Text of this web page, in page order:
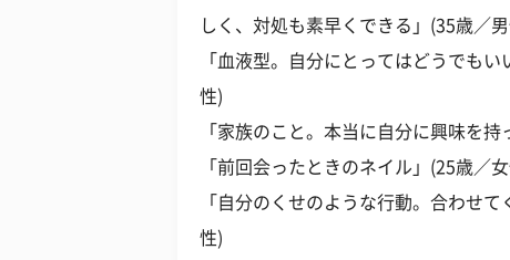
しく、対処も素早くできる」(35歳／
「血液型。自分にとってはどうでも
性)
「家族のこと。本当に自分に興味を
「前回会ったときのネイル」(25歳／
「自分のくせのような行動。合わせ
性)